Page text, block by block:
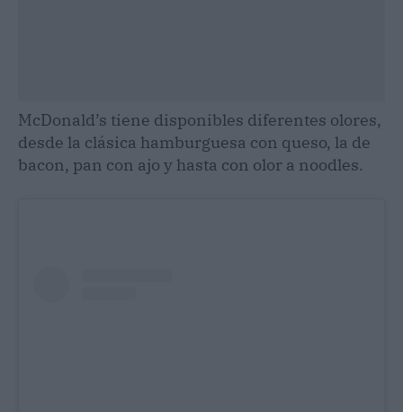
McDonald’s tiene disponibles diferentes olores,
desde la clásica hamburguesa con queso, la de
bacon, pan con ajo y hasta con olor a noodles.